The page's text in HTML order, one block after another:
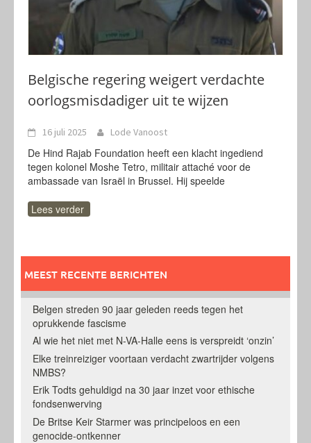
Belgische regering weigert verdachte
oorlogsmisdadiger uit te wijzen
16 juli 2025 Lode Vanoost
De Hind Rajab Foundation heeft een klacht ingediend
tegen kolonel Moshe Tetro, militair attaché voor de
ambassade van Israël in Brussel. Hij speelde
Lees verder
MEEST RECENTE BERICHTEN
Belgen streden 90 jaar geleden reeds tegen het
oprukkende fascisme
Al wie het niet met N-VA-Halle eens is verspreidt ‘onzin’
Elke treinreiziger voortaan verdacht zwartrijder volgens
NMBS?
Erik Todts gehuldigd na 30 jaar inzet voor ethische
fondsenwerving
De Britse Keir Starmer was principeloos en een
genocide-ontkenner